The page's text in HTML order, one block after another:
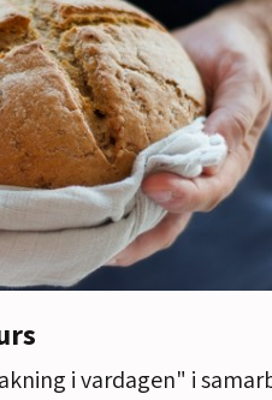
i vardagen" i